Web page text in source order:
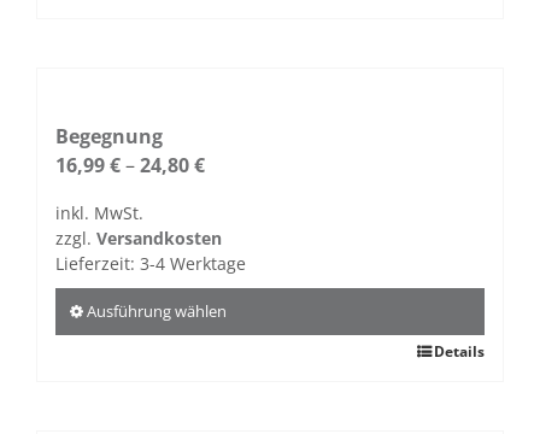
auf.
Die
können
auf
Produktseite
gewählt
Begegnung
16,99€–24,80€
inkl. MwSt.
zzgl. Versandkosten
Lieferzeit: 3-4 Werktage
Ausführung wählen
Details